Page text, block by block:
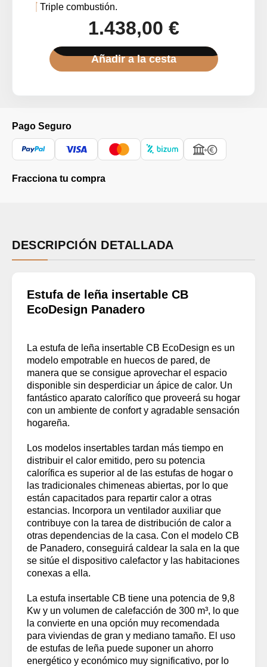
Pago Seguro
Fracciona tu compra
Triple combustión.
1.438,00 €
Añadir a la cesta
DESCRIPCIÓN DETALLADA
Estufa de leña insertable CB
EcoDesign Panadero
La estufa de leña insertable CB EcoDesign es un
modelo empotrable en huecos de pared, de
manera que se consigue aprovechar el espacio
disponible sin desperdiciar un ápice de calor. Un
fantástico aparato calorífico que proveerá su hogar
con un ambiente de confort y agradable sensación
hogareña.
Los modelos insertables tardan más tiempo en
distribuir el calor emitido, pero su potencia
calorífica es superior al de las estufas de hogar o
las tradicionales chimeneas abiertas, por lo que
están capacitados para repartir calor a otras
estancias. Incorpora un ventilador auxiliar que
contribuye con la tarea de distribución de calor a
otras dependencias de la casa. Con el modelo CB
de Panadero, conseguirá caldear la sala en la que
se sitúe el dispositivo calefactor y las habitaciones
conexas a ella.
La estufa insertable CB tiene una potencia de 9,8
Kw y un volumen de calefacción de 300 m³, lo que
la convierte en una opción muy recomendada
para viviendas de gran y mediano tamaño. El uso
de estufas de leña puede suponer un ahorro
energético y económico muy significativo, por lo